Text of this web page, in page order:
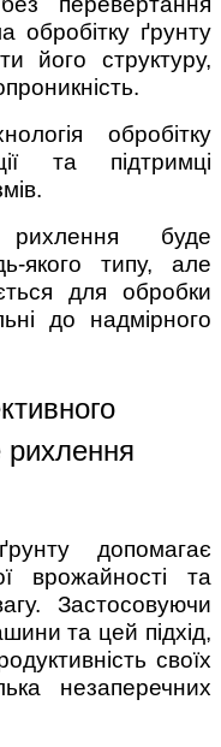
обробітку ґрунту
його структуру,
обробітку
та підтримці
буде
якого типу, але
для обробки
до надмірного
допомагає
врожайності та
Застосовуючи
та цей підхід,
своїх
незаперечних